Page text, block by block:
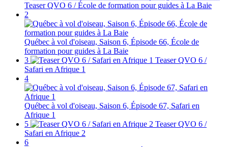
Teaser QVO 6 / École de formation pour guides à La Baie
2
Québec à vol d'oiseau, Saison 6, Épisode 66, École de
formation pour guides à La Baie
3
Teaser QVO 6 /
Safari en Afrique 1
4
Québec à vol d'oiseau, Saison 6, Épisode 67, Safari en
Afrique 1
5
Teaser QVO 6 /
Safari en Afrique 2
6